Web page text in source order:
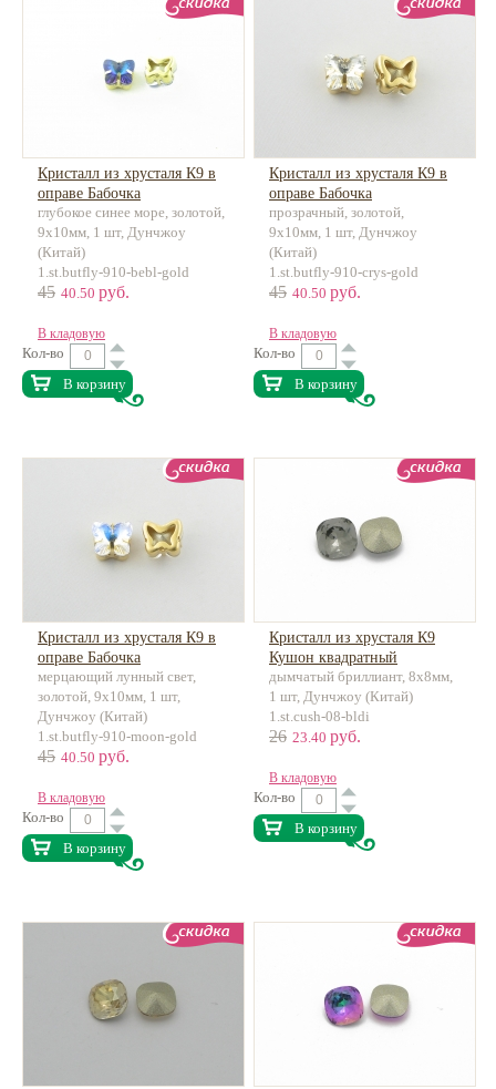
Кристалл из хрусталя К9 в
оправе Бабочка
глубокое синее море, золотой,
9х10мм, 1 шт, Дунчжоу
(Китай)
1.st.butfly-910-bebl-gold
45 40.50 руб.
В кладовую
Кол-во
В корзину
Кристалл из хрусталя К9 в
оправе Бабочка
прозрачный, золотой,
9х10мм, 1 шт, Дунчжоу
(Китай)
1.st.butfly-910-crys-gold
45 40.50 руб.
В кладовую
Кол-во
В корзину
Кристалл из хрусталя К9 в
оправе Бабочка
мерцающий лунный свет,
золотой, 9х10мм, 1 шт,
Дунчжоу (Китай)
1.st.butfly-910-moon-gold
45 40.50 руб.
В кладовую
Кол-во
В корзину
Кристалл из хрусталя К9
Кушон квадратный
дымчатый бриллиант, 8х8мм,
1 шт, Дунчжоу (Китай)
1.st.cush-08-bldi
26 23.40 руб.
В кладовую
Кол-во
В корзину